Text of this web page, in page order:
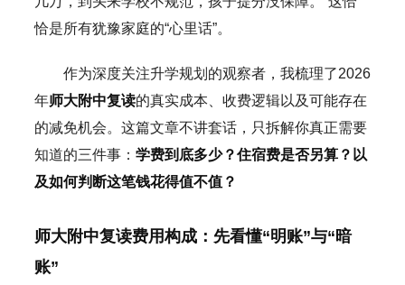
恰是所有犹豫家庭的“心里话”。
作为深度关注升学规划的观察者，我梳理了2026
年师大附中复读的真实成本、收费逻辑以及可能存在
的减免机会。这篇文章不讲套话，只拆解你真正需要
知道的三件事： 学费到底多少？住宿费是否另算？以
及如何判断这笔钱花得值不值？
师大附中复读费用构成：先看懂“明账”与“暗
账”